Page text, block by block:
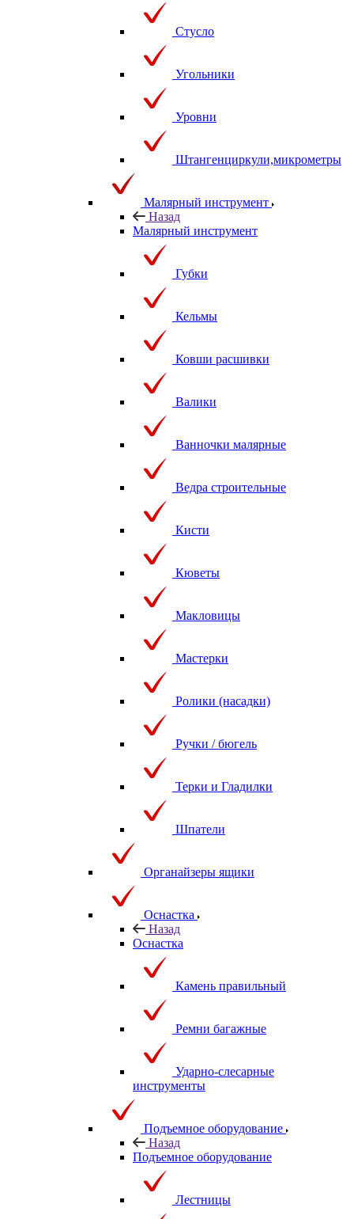
Стусло
Угольники
Уровни
Штангенциркули,микрометры
Малярный инструмент
Назад
Малярный инструмент
Губки
Кельмы
Ковши расшивки
Валики
Ванночки малярные
Ведра строительные
Кисти
Кюветы
Макловицы
Мастерки
Ролики (насадки)
Ручки / бюгель
Терки и Гладилки
Шпатели
Органайзеры ящики
Оснастка
Назад
Оснастка
Камень правильный
Ремни багажные
Ударно-слесарные
инструменты
Подъемное оборудование
Назад
Подъемное оборудование
Лестницы